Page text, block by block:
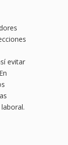
evitar